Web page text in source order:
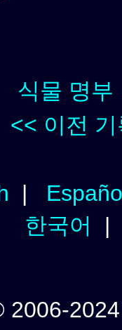
식물 명부
<< 이전 기
|
한국어
2006-